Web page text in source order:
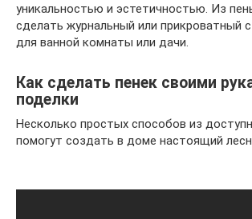
уникальностью и эстетичностью. Из
сделать журнальный или прикроватный
для ванной комнаты или дачи.
Как сделать пенек своими
поделки
Несколько простых способов из
помогут создать в доме настоящий